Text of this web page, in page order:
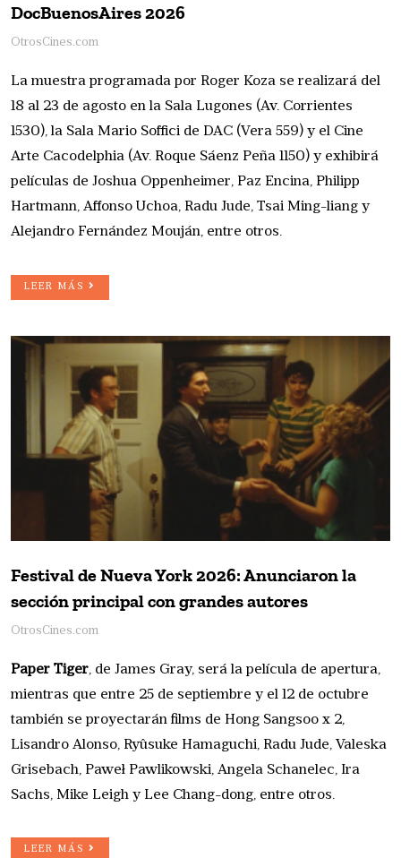
DocBuenosAires 2026
OtrosCines.com
La muestra programada por Roger Koza se realizará del
18 al 23 de agosto en la Sala Lugones (Av. Corrientes
1530), la Sala Mario Soffici de DAC (Vera 559) y el Cine
Arte Cacodelphia (Av. Roque Sáenz Peña 1150) y exhibirá
películas de Joshua Oppenheimer, Paz Encina, Philipp
Hartmann, Affonso Uchoa, Radu Jude, Tsai Ming-liang y
Alejandro Fernández Mouján, entre otros.
LEER MÁS
Festival de Nueva York 2026: Anunciaron la
sección principal con grandes autores
OtrosCines.com
Paper Tiger, de James Gray, será la película de apertura,
mientras que entre 25 de septiembre y el 12 de octubre
también se proyectarán films de Hong Sangsoo x 2,
Lisandro Alonso, Ryûsuke Hamaguchi, Radu Jude, Valeska
Grisebach, Paweł Pawlikowski, Angela Schanelec, Ira
Sachs, Mike Leigh y Lee Chang-dong, entre otros.
LEER MÁS